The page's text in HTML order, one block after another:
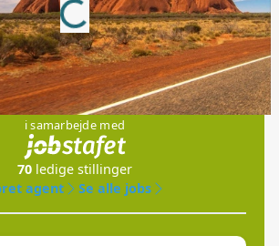
Loading...
Jobs
i samarbejde med
70 ledige stillinger
agent
Se alle jobs